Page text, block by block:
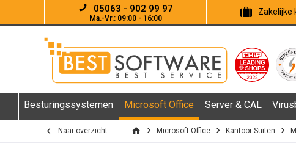
05063 - 902 99 97
Ma.-Vr.: 09:00 - 16:00
Zakelijke
Besturingssystemen Microsoft Office Server & CAL
Naar overzicht Microsoft Office Kantoor Suiten